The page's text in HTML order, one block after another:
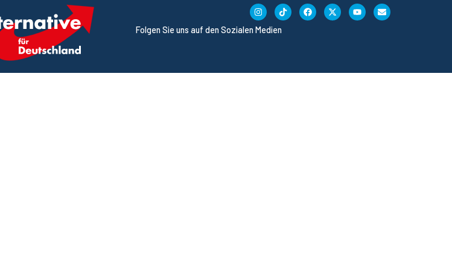
Folgen Sie uns auf den Sozialen Medien